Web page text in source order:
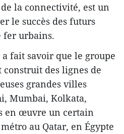
la connectivité, est un
le succès des futurs
fer urbains.
fait savoir que le groupe
construit des lignes de
grandes villes
Mumbai, Kolkata,
en œuvre un certain
au Qatar, en Égypte